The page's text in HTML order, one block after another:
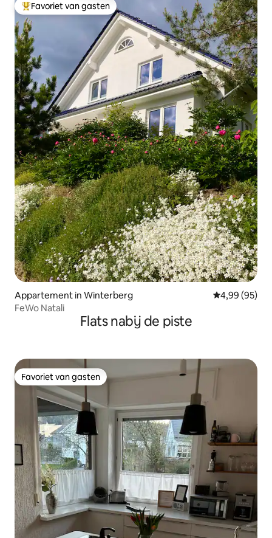
Topfavoriet van gasten
Favoriet van gasten
Appartement in Winterberg Gemiddelde
4,99 (95)
FeWo Natali
Flats nabij de piste
Favoriet van gasten
Favoriet van gasten